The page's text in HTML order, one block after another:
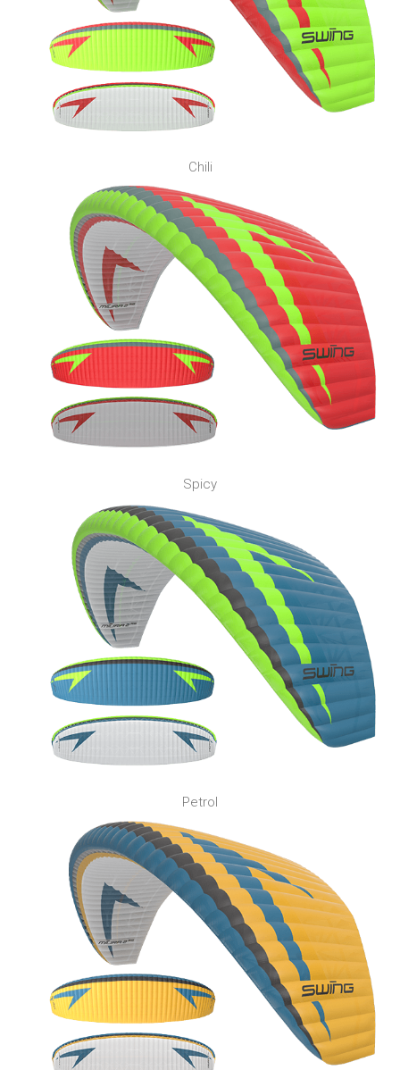
Chili
Spicy
Petrol